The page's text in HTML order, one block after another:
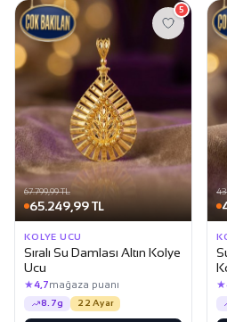
67.799,99 TL
65.249,99 TL
5
KOLYE UCU
Sıralı Su Damlası Altın Kolye
Ucu
★4,7mağaza puanı
8.7g 22 Ayar
★